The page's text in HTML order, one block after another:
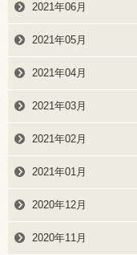
2021年06月
2021年05月
2021年04月
2021年03月
2021年02月
2021年01月
2020年12月
2020年11月